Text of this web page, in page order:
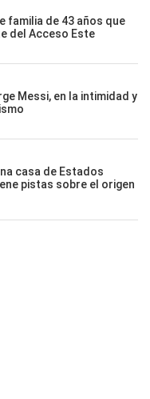
familia de 43 años que
del Acceso Este
Messi, en la intimidad y
casa de Estados
pistas sobre el origen